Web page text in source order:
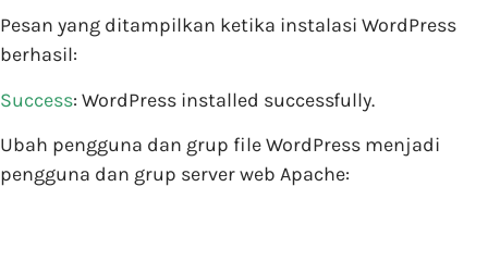
Pesan yang ditampilkan ketika instalasi WordPress
berhasil:
Success: WordPress installed successfully.
Ubah pengguna dan grup file WordPress menjadi
pengguna dan grup server web Apache: